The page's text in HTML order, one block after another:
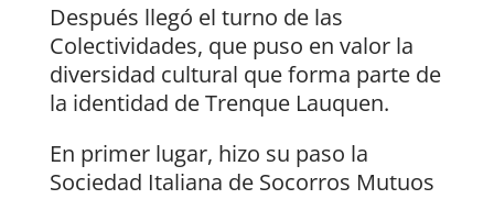
Después llegó el turno de las
Colectividades, que puso en valor la
diversidad cultural que forma parte de
la identidad de Trenque Lauquen.
En primer lugar, hizo su paso la
Sociedad Italiana de Socorros Mutuos